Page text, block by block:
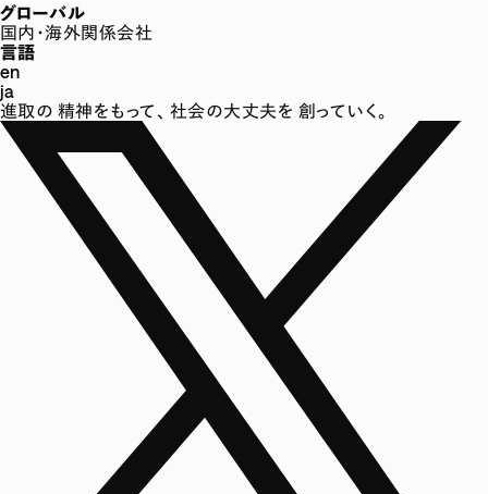
グローバル
国内・海外関係会社
言語
en
ja
進取の 精神をもって、 社会の大丈夫を 創っていく。